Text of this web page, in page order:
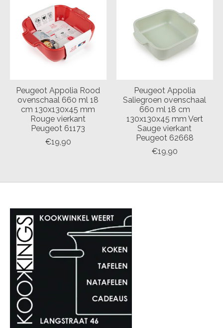
Peugeot Appolia Rood
ovenschaal 660 ml 18
cm 130x130x45 mm
Rouge vierkant
Peugeot 61173
€19,90
Peugeot Appolia
Saliegroen ovenschaal
660 ml 18 cm
130x130x45 mm Vert
Sauge vierkant
Peugeot 62668
€19,90